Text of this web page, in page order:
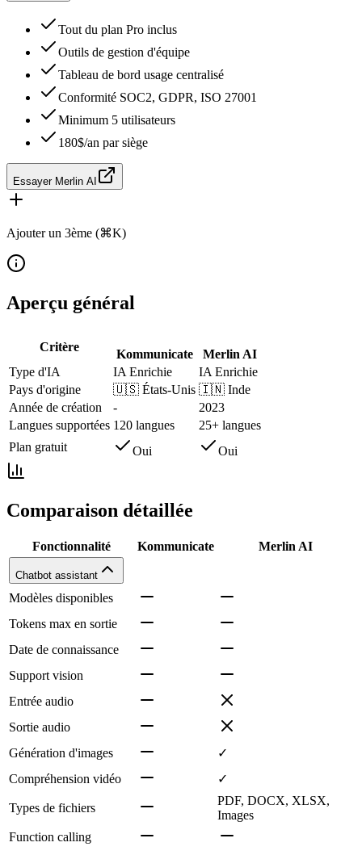
Tout du plan Pro inclus
Outils de gestion d'équipe
Tableau de bord usage centralisé
Conformité SOC2, GDPR, ISO 27001
Minimum 5 utilisateurs
180$/an par siège
Essayer Merlin AI
Ajouter un 3ème (⌘K)
Aperçu général
Critère
Kommunicate
Merlin AI
Type d'IA
IA Enrichie
IA Enrichie
Pays d'origine
🇺🇸 États-Unis 🇮🇳 Inde
Année de création
-
2023
Langues supportées 120 langues
25+ langues
Plan gratuit
Oui Oui
Comparaison détaillée
Fonctionnalité Kommunicate Merlin AI
Chatbot assistant
Modèles disponibles
Tokens max en sortie
Date de connaissance
Support vision
Entrée audio
Sortie audio
Génération d'images
✓
Compréhension vidéo
✓
Types de fichiers
PDF, DOCX, XLSX,
Images
Function calling